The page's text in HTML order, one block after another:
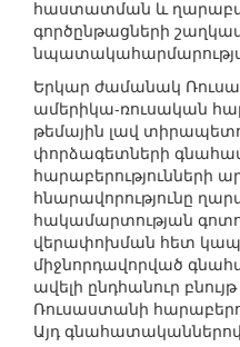
հաստատման և
գործընթացների
Երկար ժամանակ
ամերիկա-ռուսական
թեմային լավ
փորձագետների
հարաբերությունների
հնարավորությունը
հակամարտության
վերափոխման հետ
միջնորդավորված
ավելի ընդհանուր
Ռուսաստանի
Այդ